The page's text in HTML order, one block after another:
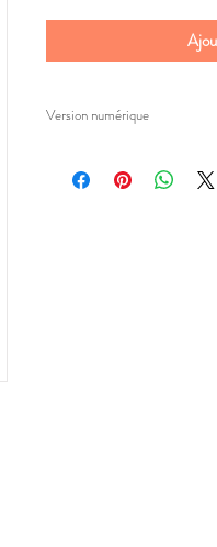
Version numérique
Le fichier est